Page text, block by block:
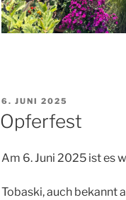
VERÖFFENTLICHT
AM
6. JUNI 2025
Opferfest
Am 6. Juni 2025 ist es
Tobaski, auch bekannt